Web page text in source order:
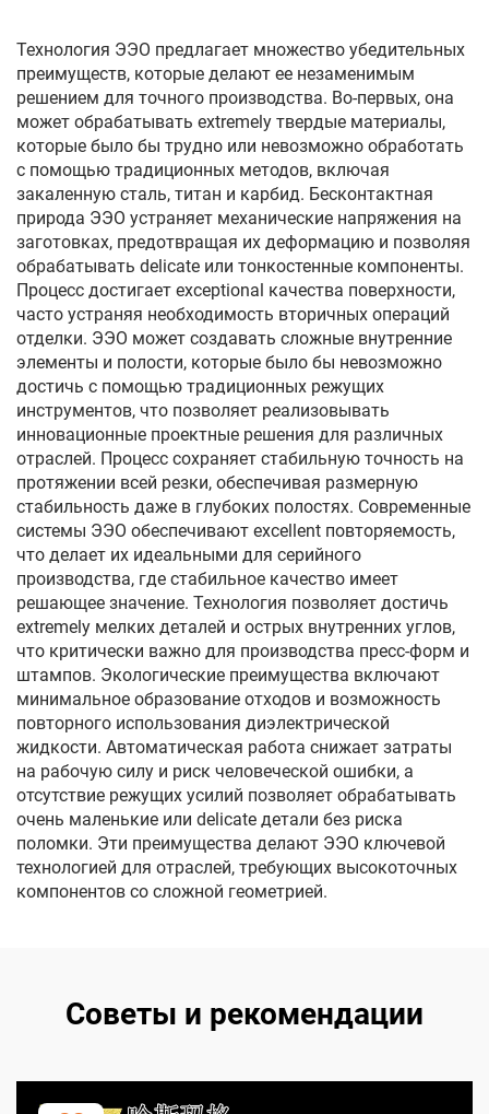
Технология ЭЭО предлагает множество убедительных
преимуществ, которые делают ее незаменимым
решением для точного производства. Во-первых, она
может обрабатывать extremely твердые материалы,
которые было бы трудно или невозможно обработать
с помощью традиционных методов, включая
закаленную сталь, титан и карбид. Бесконтактная
природа ЭЭО устраняет механические напряжения на
заготовках, предотвращая их деформацию и позволяя
обрабатывать delicate или тонкостенные компоненты.
Процесс достигает exceptional качества поверхности,
часто устраняя необходимость вторичных операций
отделки. ЭЭО может создавать сложные внутренние
элементы и полости, которые было бы невозможно
достичь с помощью традиционных режущих
инструментов, что позволяет реализовывать
инновационные проектные решения для различных
отраслей. Процесс сохраняет стабильную точность на
протяжении всей резки, обеспечивая размерную
стабильность даже в глубоких полостях. Современные
системы ЭЭО обеспечивают excellent повторяемость,
что делает их идеальными для серийного
производства, где стабильное качество имеет
решающее значение. Технология позволяет достичь
extremely мелких деталей и острых внутренних углов,
что критически важно для производства пресс-форм и
штампов. Экологические преимущества включают
минимальное образование отходов и возможность
повторного использования диэлектрической
жидкости. Автоматическая работа снижает затраты
на рабочую силу и риск человеческой ошибки, а
отсутствие режущих усилий позволяет обрабатывать
очень маленькие или delicate детали без риска
поломки. Эти преимущества делают ЭЭО ключевой
технологией для отраслей, требующих высокоточных
компонентов со сложной геометрией.
Советы и рекомендации